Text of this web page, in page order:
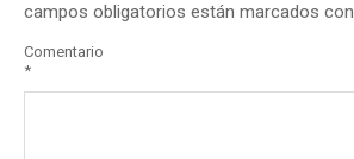
campos obligatorios están marcados con
Comentario
*